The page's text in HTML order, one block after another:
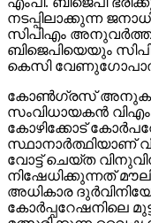
നടപ്പിലാക്കുന്ന
സിപിഎം
ബിജെപിയെയും
കെസി
കോണ്‍ഗ്രസ് അനുകൂല
സംവിധായകന്‍ വിഎം
കോഴിക്കോട്
സ്ഥാനാര്‍ത്ഥിയാണ്
വോട്ട് ചെയ്ത
നിഷേധിക്കുന്നത്
അധികാര
കോര്‍പ്പറേഷനിലെ